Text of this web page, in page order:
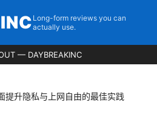
Long-form reviews you can
actually use.
— DAYBREAKINC
提升隐私与上网自由的最佳实践